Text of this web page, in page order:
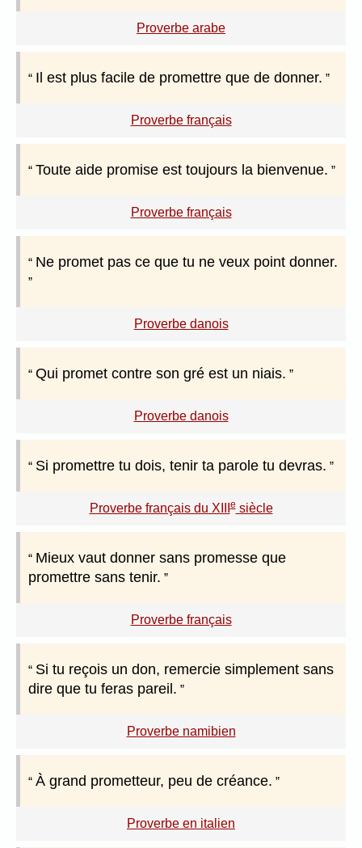
Proverbe arabe
Il est plus facile de promettre que de donner.
Proverbe français
Toute aide promise est toujours la bienvenue.
Proverbe français
Ne promet pas ce que tu ne veux point donner.
Proverbe danois
Qui promet contre son gré est un niais.
Proverbe danois
Si promettre tu dois, tenir ta parole tu devras.
Proverbe français du XIIIesiècle
Mieux vaut donner sans promesse que
promettre sans tenir.
Proverbe français
Si tu reçois un don, remercie simplement sans
dire que tu feras pareil.
Proverbe namibien
À grand prometteur, peu de créance.
Proverbe en italien